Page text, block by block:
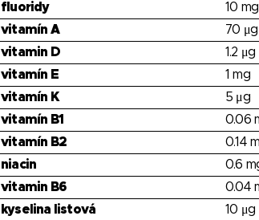
fluoridy
10 mg
vitamín A
70 μg
vitamin D
1.2 μg
vitamín E
1 mg
vitamín K
5 μg
vitamín B1
0.06
vitamín B2
0.14
niacin
0.6
vitamin B6
0.04
kyselina listová
10 μg